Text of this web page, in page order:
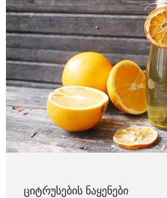
ᲪᲘᲢᲠᲣᲡᲔᲑᲘᲡ ᲜᲐᲧᲔᲜᲔᲑᲘ